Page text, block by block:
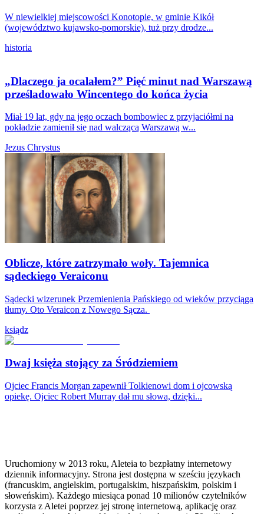
W niewielkiej miejscowości Konotopie, w gminie Kikół
(województwo kujawsko-pomorskie), tuż przy drodze...
historia
„Dlaczego ja ocalałem?” Pięć minut nad Warszawą
prześladowało Wincentego do końca życia
Miał 19 lat, gdy na jego oczach bombowiec z przyjaciółmi na
pokładzie zamienił się nad walczącą Warszawą w...
Jezus Chrystus
Oblicze, które zatrzymało woły. Tajemnica
sądeckiego Veraiconu
Sądecki wizerunek Przemienienia Pańskiego od wieków przyciąga
tłumy. Oto Veraicon z Nowego Sącza.
ksiądz
Dwaj księża stojący za Śródziemiem
Ojciec Francis Morgan zapewnił Tolkienowi dom i ojcowską
opiekę. Ojciec Robert Murray dał mu słowa, dzięki...
Uruchomiony w 2013 roku, Aleteia to bezpłatny internetowy
dziennik informacyjny. Strona jest dostępna w sześciu językach
(francuskim, angielskim, portugalskim, hiszpańskim, polskim i
słoweńskim). Każdego miesiąca ponad 10 milionów czytelników
korzysta z Aletei poprzez jej stronę internetową, aplikację oraz